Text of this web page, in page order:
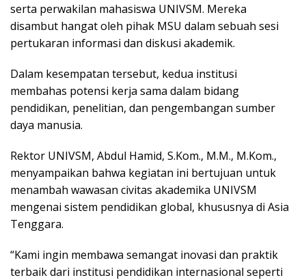
serta perwakilan mahasiswa UNIVSM. Mereka
disambut hangat oleh pihak MSU dalam sebuah sesi
pertukaran informasi dan diskusi akademik.
Dalam kesempatan tersebut, kedua institusi
membahas potensi kerja sama dalam bidang
pendidikan, penelitian, dan pengembangan sumber
daya manusia.
Rektor UNIVSM, Abdul Hamid, S.Kom., M.M., M.Kom.,
menyampaikan bahwa kegiatan ini bertujuan untuk
menambah wawasan civitas akademika UNIVSM
mengenai sistem pendidikan global, khususnya di Asia
Tenggara.
“Kami ingin membawa semangat inovasi dan praktik
terbaik dari institusi pendidikan internasional seperti